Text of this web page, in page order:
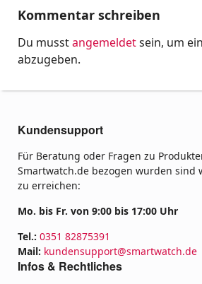
Kommentar schreiben
Du musstangemeldetsein, um
abzugeben.
Kundensupport
Für Beratung oder Fragen zu
Smartwatch.de bezogen wurden sind
zu erreichen:
Mo. bis Fr. von 9:00 bis 17:00 Uhr
Tel.: 0351 82875391
Mail: kundensupport@smartwatch.de
Infos & Rechtliches